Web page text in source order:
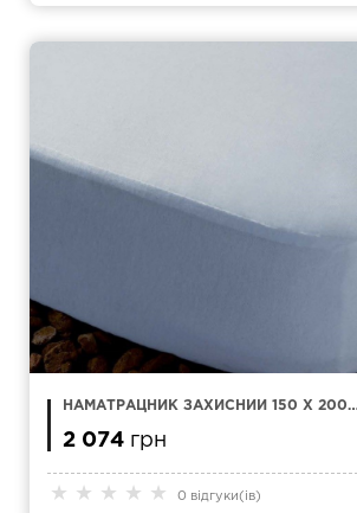
★ ★ ★ ★ ★ 0 відгуки(ів)
НАМАТРАЦНИК ЗАХИСНИЙ 150 X 200
2 074 грн